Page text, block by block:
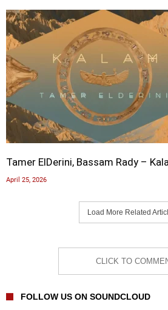
Tamer ElDerini, Bassam Rady –
April 25, 2026
Load More Related
CLICK TO
FOLLOW US ON SOUNDCLOUD